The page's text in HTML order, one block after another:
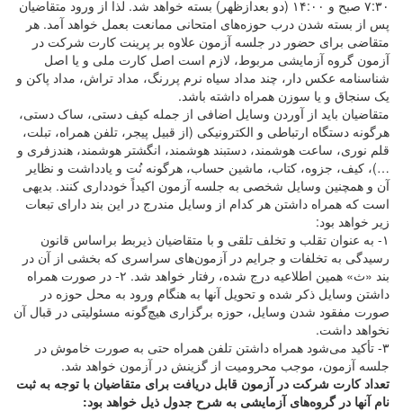
۷:۳۰ صبح و ۱۴:۰۰ (دو بعدازظهر) بسته خواهد شد. لذا از ورود متقاضیان
پس از بسته شدن درب حوزه‌های امتحانی ممانعت بعمل خواهد آمد. هر
متقاضی برای حضور در جلسه آزمون علاوه بر پرینت کارت شرکت در
آزمون گروه آزمایشی مربوط‌، لازم است اصل کارت ملی و یا اصل
شناسنامه عکس دار، چند مداد سیاه نرم پررنگ، مداد تراش، مداد پاکن و
یک سنجاق و یا سوزن همراه داشته باشد.
متقاضیان باید از آوردن وسایل اضافی از جمله کیف دستی، ساک دستی،
هرگونه دستگاه ارتباطی و الکترونیکی (از قبیل پیجر، تلفن همراه، تبلت،
قلم نوری، ساعت هوشمند، دستبند هوشمند، انگشتر هوشمند، هندزفری و
…)، کیف، جزوه، کتاب، ماشین حساب، هرگونه نُت و یادداشت و نظایر
آن و همچنین وسایل شخصی به جلسه آزمون اکیداً خودداری کنند. بدیهی
است که همراه داشتن هر کدام از وسایل مندرج در این بند دارای تبعات
زیر خواهد بود:
۱- به عنوان تقلب و تخلف تلقی و با متقاضیان ذیربط براساس قانون
رسیدگی به تخلفات و جرایم در آزمون‌های سراسری که بخشی از آن در
بند «ث» همین اطلاعیه درج شده، رفتار خواهد شد. ۲- در صورت همراه
داشتن وسایل ذکر شده و تحویل آنها به هنگام ورود به محل حوزه در
صورت مفقود شدن وسایل، حوزه برگزاری هیچ‌گونه مسئولیتی در قبال آن
نخواهد داشت.
۳- تأکید می‌شود همراه داشتن تلفن همراه حتی به صورت خاموش در
جلسه آزمون، موجب محرومیت از گزینش در آزمون خواهد شد.
تعداد کارت شرکت در آزمون قابل دریافت برای متقاضیان با توجه به ثبت
نام آنها در گروه‌های آزمایشی به شرح جدول ذیل خواهد بود: